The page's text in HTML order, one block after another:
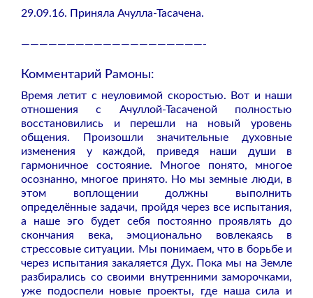
29.09.16. Приняла Ачулла-Тасачена.
————————————————————-
Комментарий Рамоны:
Время летит с неуловимой скоростью. Вот и наши
отношения с Ачуллой-Тасаченой полностью
восстановились и перешли на новый уровень
общения. Произошли значительные духовные
изменения у каждой, приведя наши души в
гармоничное состояние. Многое понято, многое
осознанно, многое принято. Но мы земные люди, в
этом воплощении должны выполнить
определённые задачи, пройдя через все испытания,
а наше эго будет себя постоянно проявлять до
скончания века, эмоционально вовлекаясь в
стрессовые ситуации. Мы понимаем, что в борьбе и
через испытания закаляется Дух. Пока мы на Земле
разбирались со своими внутренними заморочками,
уже подоспели новые проекты, где наша сила и